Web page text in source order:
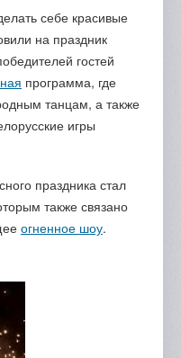
себе красивые
на праздник
гостей
программа, где
танцам, а также
игры
праздника стал
также связано
огненное шоу.